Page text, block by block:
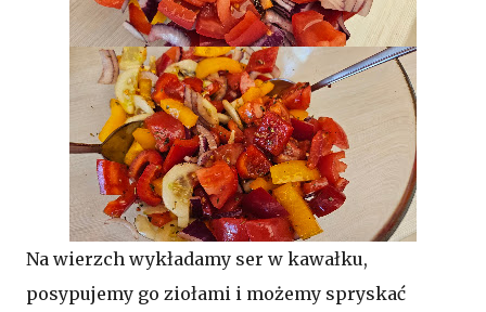
Na wierzch wykładamy ser w kawałku,
posypujemy go ziołami i możemy spryskać